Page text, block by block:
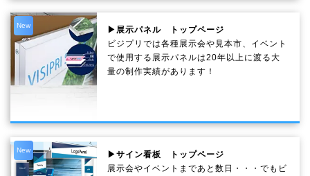
New
▶展示パネル トップページ
ビジプリでは各種展示会や見本市、イベント
で使用する展示パネルは20年以上に渡る大
量の制作実績があります！
New
▶サイン看板 トップページ
展示会やイベントまであと数日・・・でもビ